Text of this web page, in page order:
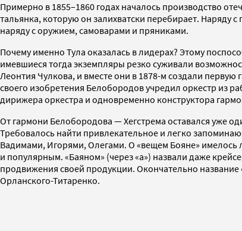
Примерно в 1855–1860 годах началось производство
тальянка, которую он залихватски перебирает.
наряду с оружием, самоварами и пряниками.
Почему именно Тула оказалась в лидерах? Этому
имевшиеся тогда экземпляры резко суживали
Леонтия Чулкова, и вместе они в 1878-м создали
своего изобретения Белобородов учредил оркестр из
дирижера оркестра и одновременно конструктора
От гармони Белобородова — Хегстрема оставался уже
Требовалось найти привлекательное и легко
Вадимами, Игорями, Олегами. О «вещем Бояне» имелось
и популярным. «Баяном» (через «а») назвали даже
продвижения своей продукции. Окончательно название
Орланского-Титаренко.